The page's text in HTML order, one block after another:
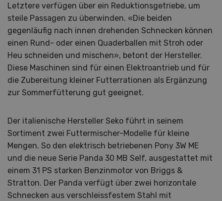
Letztere verfügen über ein Reduktionsgetriebe, um
steile Passagen zu überwinden. «Die beiden
gegenläufig nach innen drehenden Schnecken können
einen Rund- oder einen Quaderballen mit Stroh oder
Heu schneiden und mischen», betont der Hersteller.
Diese Maschinen sind für einen Elektroantrieb und für
die Zubereitung kleiner Futterrationen als Ergänzung
zur Sommerfütterung gut geeignet.
Der italienische Hersteller Seko führt in seinem
Sortiment zwei Futtermischer-Modelle für kleine
Mengen. So den elektrisch betriebenen Pony 3W ME
und die neue Serie Panda 30 MB Self, ausgestattet mit
einem 31 PS starken Benzinmotor von Briggs &
Stratton. Der Panda verfügt über zwei horizontale
Schnecken aus verschleissfestem Stahl mit